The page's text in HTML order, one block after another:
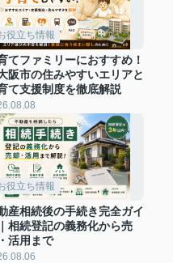
役立ち情報
てファミリーにおすすめ！
阪市の住みやすいエリアと
て支援制度を徹底解説
役立ち情報
産相続後の手続き完全ガイ
相続登記の義務化から売
活用まで